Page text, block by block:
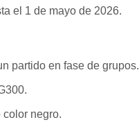
el 1 de mayo de 2026.
partido en fase de grupos.
color negro.